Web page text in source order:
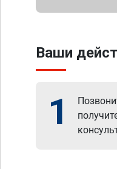
Ваши
1